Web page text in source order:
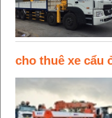
cho thuê xe cẩu